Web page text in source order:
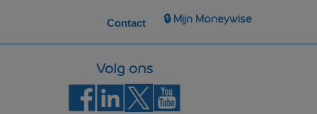
Volg ons
Contact 🔒 Mijn Moneywise